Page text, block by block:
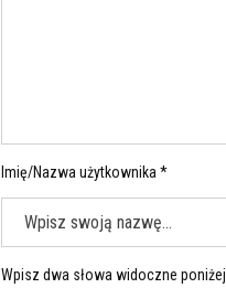
Imię/Nazwa użytkownika *
Wpisz dwa słowa widoczne poniżej